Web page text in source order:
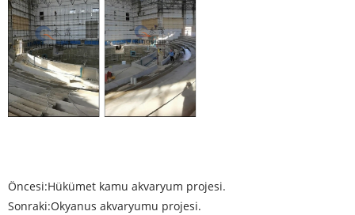
Öncesi:Hükümet kamu akvaryum projesi.
Sonraki:Okyanus akvaryumu projesi.